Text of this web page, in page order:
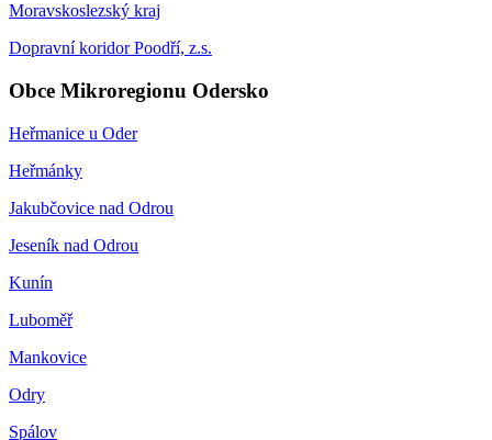
Moravskoslezský kraj
Dopravní koridor Poodří, z.s.
Obce Mikroregionu Odersko
Heřmanice u Oder
Heřmánky
Jakubčovice nad Odrou
Jeseník nad Odrou
Kunín
Luboměř
Mankovice
Odry
Spálov